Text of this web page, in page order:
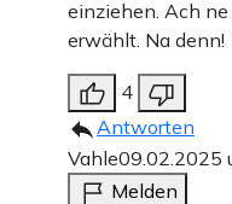
einziehen. Ach
erwählt. Na denn!
4
Antworten
Vahle09.02.2025
Melden